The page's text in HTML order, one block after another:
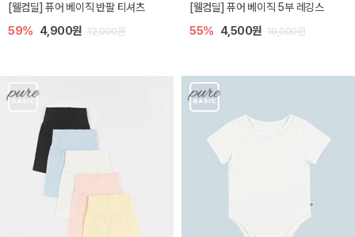
[웰컴딜] 퓨어 베이직 반팔 티셔츠
59% 4,900원 12,000원
[웰컴딜] 퓨어 베이직 5부 레깅스
55% 4,500원 10,000원